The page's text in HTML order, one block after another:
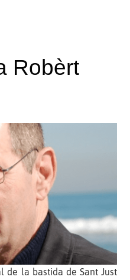
Robèrt
de la bastida de Sant Just